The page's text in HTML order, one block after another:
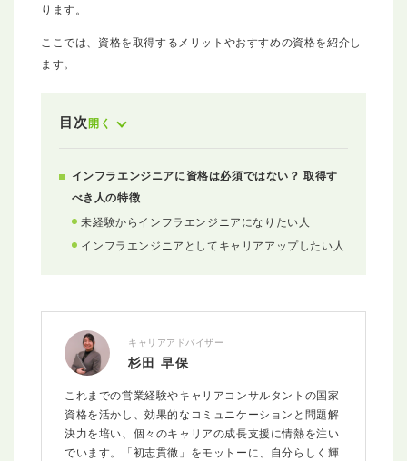
ります。
ここでは、資格を取得するメリットやおすすめの資格を紹介し
ます。
目次開く
インフラエンジニアに資格は必須ではない？ 取得す
べき人の特徴
未経験からインフラエンジニアになりたい人
インフラエンジニアとしてキャリアアップしたい人
キャリアアドバイザー
杉田 早保
これまでの営業経験やキャリアコンサルタントの国家
資格を活かし、効果的なコミュニケーションと問題解
決力を培い、個々のキャリアの成長支援に情熱を注い
でいます。「初志貫徹」をモットーに、自分らしく輝